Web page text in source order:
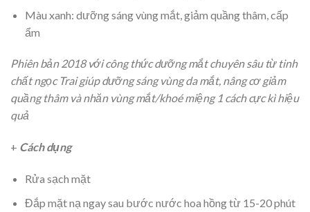
Màu xanh: dưỡng sáng vùng mắt, giảm quầng thâm, cấp
ẩm
Phiên bản 2018 với công thức dưỡng mắt chuyên sâu từ tinh
chất ngọc Trai giúp dưỡng sáng vùng da mắt, nâng cơ giảm
quầng thâm và nhăn vùng mắt/khoé miệng 1 cách cực kì hiệu
quả
+ Cách dụng
Rửa sạch mặt
Đắp mặt nạ ngay sau bước nước hoa hồng từ 15-20 phút